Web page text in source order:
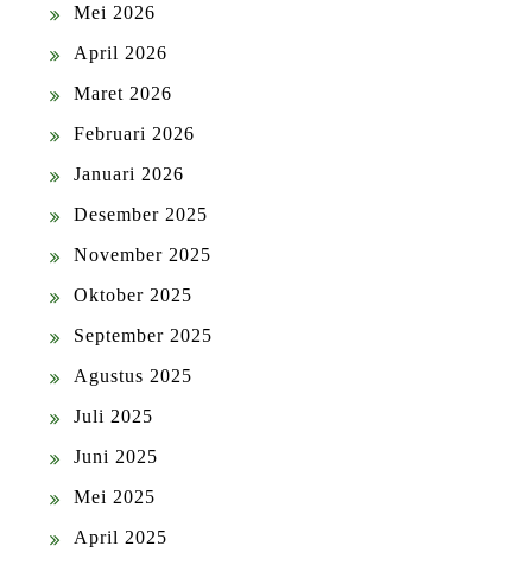
Mei 2026
April 2026
Maret 2026
Februari 2026
Januari 2026
Desember 2025
November 2025
Oktober 2025
September 2025
Agustus 2025
Juli 2025
Juni 2025
Mei 2025
April 2025